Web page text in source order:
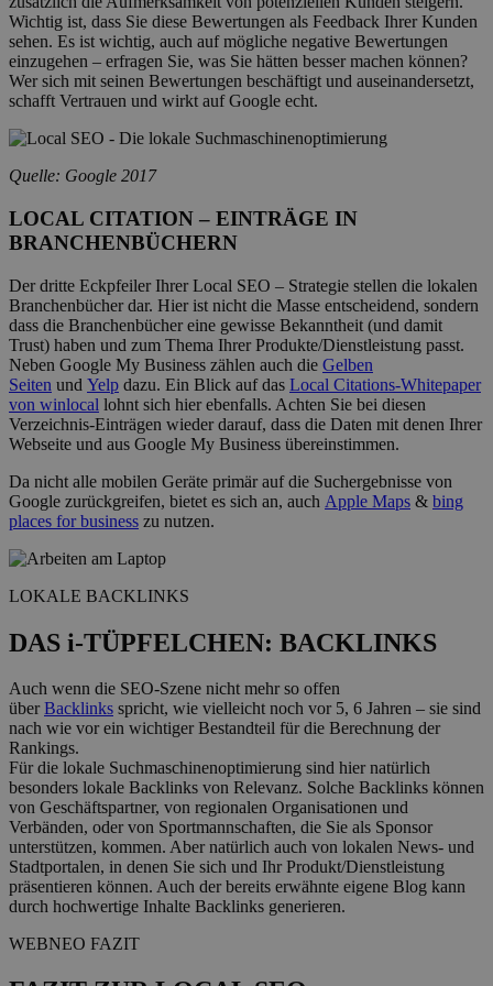
Wichtig ist, dass Sie diese Bewertungen als Feedback Ihrer Kunden
sehen. Es ist wichtig, auch auf mögliche negative Bewertungen
einzugehen – erfragen Sie, was Sie hätten besser machen können?
Wer sich mit seinen Bewertungen beschäftigt und auseinandersetzt,
schafft Vertrauen und wirkt auf Google echt.
Quelle: Google 2017
LOCAL CITATION – EINTRÄGE IN
BRANCHENBÜCHERN
Der dritte Eckpfeiler Ihrer Local SEO – Strategie stellen die lokalen
Branchenbücher dar. Hier ist nicht die Masse entscheidend, sondern
dass die Branchenbücher eine gewisse Bekanntheit (und damit
Trust) haben und zum Thema Ihrer Produkte/Dienstleistung passt.
Neben Google My Business zählen auch die Gelben
Seiten und Yelp dazu. Ein Blick auf das Local Citations-Whitepaper
von winlocal lohnt sich hier ebenfalls. Achten Sie bei diesen
Verzeichnis-Einträgen wieder darauf, dass die Daten mit denen Ihrer
Webseite und aus Google My Business übereinstimmen.
Da nicht alle mobilen Geräte primär auf die Suchergebnisse von
Google zurückgreifen, bietet es sich an, auch Apple Maps & bing
places for business zu nutzen.
LOKALE BACKLINKS
DAS i-TÜPFELCHEN: BACKLINKS
Auch wenn die SEO-Szene nicht mehr so offen
überBacklinks spricht, wie vielleicht noch vor 5, 6 Jahren – sie sind
nach wie vor ein wichtiger Bestandteil für die Berechnung der
Rankings.
Für die lokale Suchmaschinenoptimierung sind hier natürlich
besonders lokale Backlinks von Relevanz. Solche Backlinks können
von Geschäftspartner, von regionalen Organisationen und
Verbänden, oder von Sportmannschaften, die Sie als Sponsor
unterstützen, kommen. Aber natürlich auch von lokalen News- und
Stadtportalen, in denen Sie sich und Ihr Produkt/Dienstleistung
präsentieren können. Auch der bereits erwähnte eigene Blog kann
durch hochwertige Inhalte Backlinks generieren.
WEBNEO FAZIT